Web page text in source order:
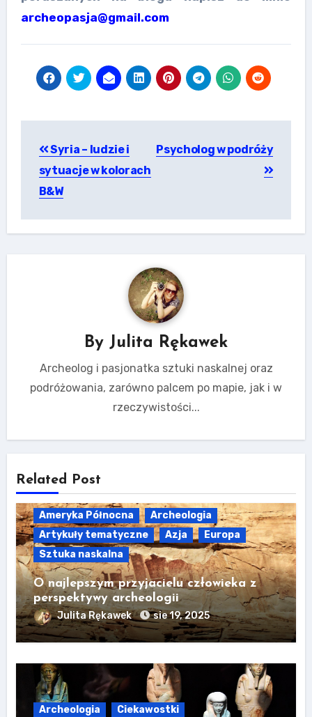
archeopasja@gmail.com
wpisu
Syria – ludzie i
sytuacje w kolorach
B&W
Psycholog w podróży
By Julita Rękawek
Archeolog i pasjonatka sztuki naskalnej oraz
podróżowania, zarówno palcem po mapie, jak i w
rzeczywistości...
Related Post
Ameryka Północna
Archeologia
Artykuły tematyczne
Azja
Europa
Sztuka naskalna
O najlepszym przyjacielu człowieka z
perspektywy archeologii
Julita Rękawek sie 19, 2025
Archeologia
Ciekawostki